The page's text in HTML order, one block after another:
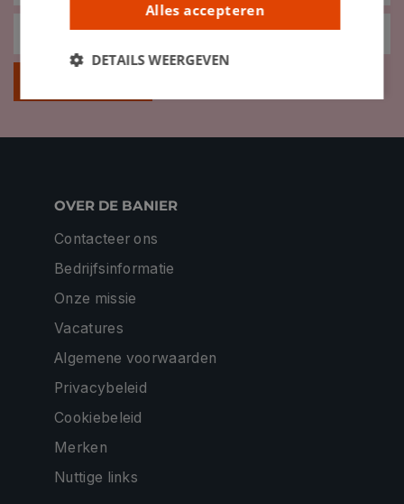
OVER DE BANIER
Contacteer ons
Bedrijfsinformatie
Onze missie
Vacatures
Algemene voorwaarden
Privacybeleid
Cookiebeleid
Merken
Nuttige links
Alles accepteren
DETAILS WEERGEVEN